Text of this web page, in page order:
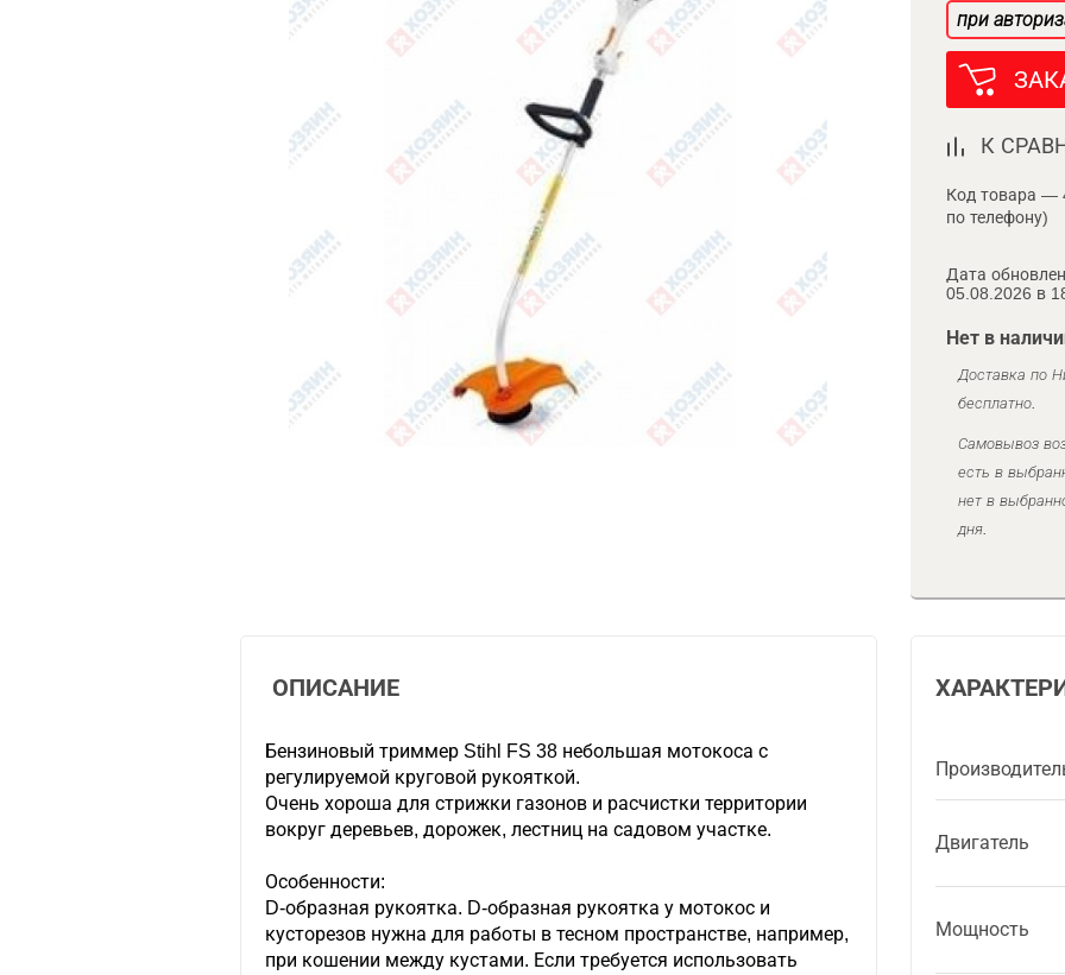
при
К
Код товара —
по телефону)
Дата
05.08.2026 в
Нет в
Доставка по
бесплатно.
Самовывоз
есть в
нет в
дня.
Двигатель
Мощность
ОПИСАНИЕ
Бензиновый триммер Stihl FS 38 небольшая мотокоса с
регулируемой круговой рукояткой.
Очень хороша для стрижки газонов и расчистки территории
вокруг деревьев, дорожек, лестниц на садовом участке.
Особенности:
D-образная рукоятка. D-образная рукоятка у мотокос и
кусторезов нужна для работы в тесном пространстве, например,
при кошении между кустами. Если требуется использовать